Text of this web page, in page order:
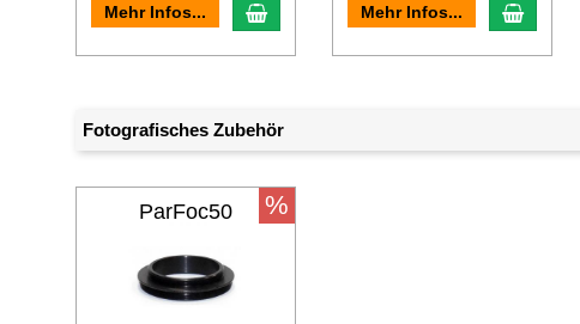
Mehr Infos... In den Warenkorb
Mehr Infos... In den
Fotografisches Zubehör
ParFoc50 %